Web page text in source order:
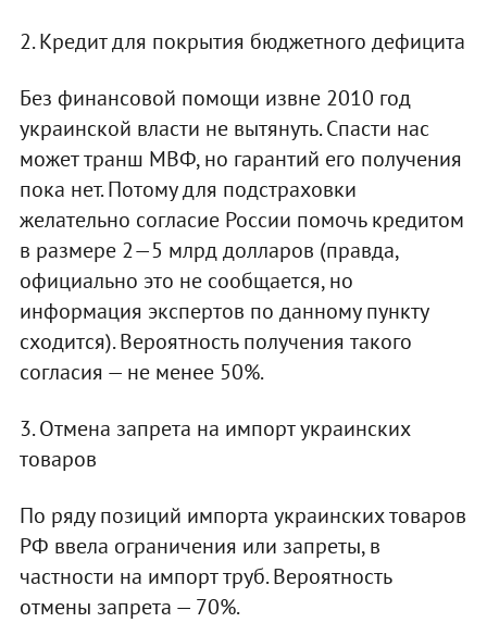
2. Кредит для покрытия бюджетного дефицита
Без финансовой помощи извне 2010 год
украинской власти не вытянуть. Спасти нас
может транш МВФ, но гарантий его получения
пока нет. Потому для подстраховки
желательно согласие России помочь кредитом
в размере 2—5 млрд долларов (правда,
официально это не сообщается, но
информация экспертов по данному пункту
сходится). Вероятность получения такого
согласия — не менее 50%.
3. Отмена запрета на импорт украинских
товаров
По ряду позиций импорта украинских товаров
РФ ввела ограничения или запреты, в
частности на импорт труб. Вероятность
отмены запрета — 70%.